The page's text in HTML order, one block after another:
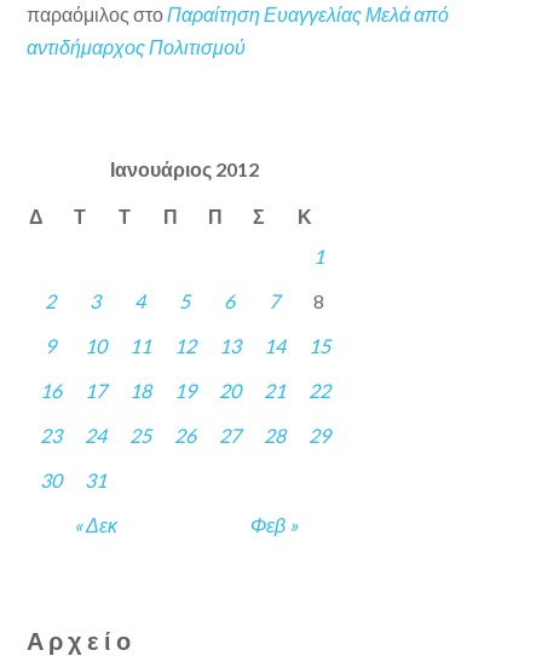
παραόμιλος στοΠαραίτηση Ευαγγελίας Μελά από
αντιδήμαρχος Πολιτισμού
Ιανουάριος 2012
Δ Τ Τ Π Π Σ Κ
« Δεκ Φεβ »
1
2
3 4 5 6 7
8
9
10 11 12 13 14
15
16
17 18 19 20 21
22
23
24 25 26 27 28
29
30
31
Αρχείο